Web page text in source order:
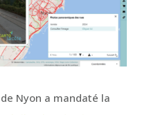
Nyon a mandaté la